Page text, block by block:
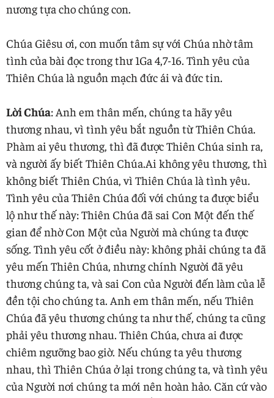
nương tựa cho chúng con.
Chúa Giêsu ơi, con muốn tâm sự với Chúa nhờ tâm
tình của bài đọc trong thư 1Ga 4,7-16. Tình yêu của
Thiên Chúa là nguồn mạch đức ái và đức tin.
Lời Chúa: Anh em thân mến, chúng ta hãy yêu
thương nhau, vì tình yêu bắt nguồn từ Thiên Chúa.
Phàm ai yêu thương, thì đã được Thiên Chúa sinh ra,
và người ấy biết Thiên Chúa.Ai không yêu thương, thì
không biết Thiên Chúa, vì Thiên Chúa là tình yêu.
Tình yêu của Thiên Chúa đối với chúng ta được biểu
lộ như thế này: Thiên Chúa đã sai Con Một đến thế
gian để nhờ Con Một của Người mà chúng ta được
sống. Tình yêu cốt ở điều này: không phải chúng ta đã
yêu mến Thiên Chúa, nhưng chính Người đã yêu
thương chúng ta, và sai Con của Người đến làm của lễ
đền tội cho chúng ta. Anh em thân mến, nếu Thiên
Chúa đã yêu thương chúng ta như thế, chúng ta cũng
phải yêu thương nhau. Thiên Chúa, chưa ai được
chiêm ngưỡng bao giờ. Nếu chúng ta yêu thương
nhau, thì Thiên Chúa ở lại trong chúng ta, và tình yêu
của Người nơi chúng ta mới nên hoàn hảo. Căn cứ vào